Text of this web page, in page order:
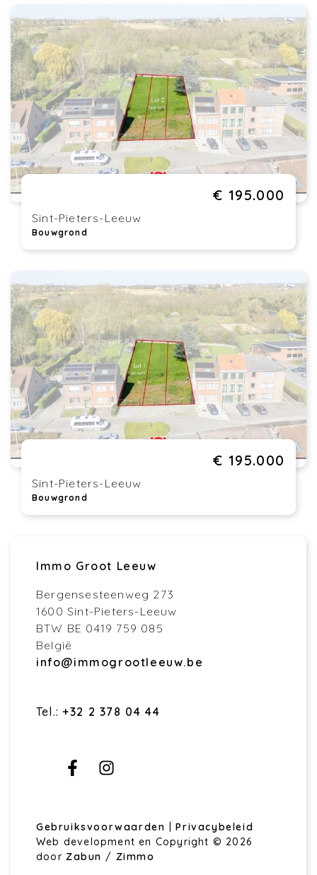
€ 195.000
Sint-Pieters-Leeuw
Bouwgrond
€ 195.000
Sint-Pieters-Leeuw
Bouwgrond
Immo Groot Leeuw
Bergensesteenweg 273
1600 Sint-Pieters-Leeuw
BTW BE 0419 759 085
België
info@immogrootleeuw.be
Tel.: +32 2 378 04 44
Gebruiksvoorwaarden |Privacybeleid
Web development en Copyright © 2026
door Zabun / Zimmo